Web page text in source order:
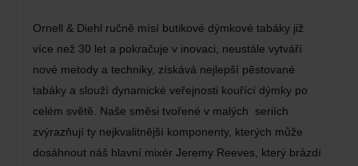
Ornell & Diehl ručně mísí butikové dýmkové tabáky již
více než 30 let a pokračuje v inovaci, neustále vytváří
nové metody a techniky, získává nejlepší pěstované
tabáky a slouží dynamické veřejnosti kouřící dýmky po
celém světě. Naše směsi tvořené v malých seriích
zvýrazňují ty nejkvalitnější komponenty, kterých může
dosáhnout náš hlavní mixér Jeremy Reeves, který brázdí